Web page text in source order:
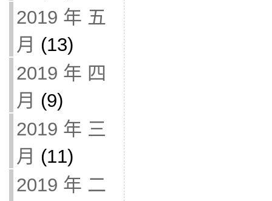
2019 年 五
月 (13)
2019 年 四
月 (9)
2019 年 三
月 (11)
2019 年 二